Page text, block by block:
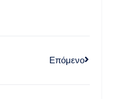
Επόμενο